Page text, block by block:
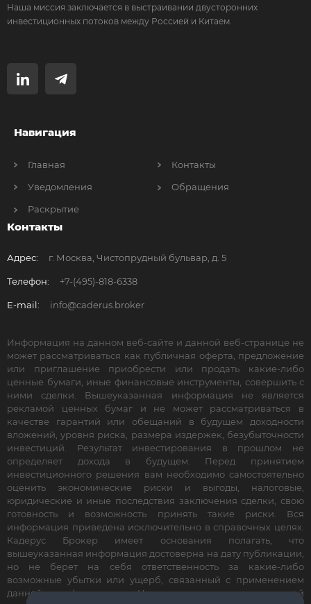
Наша миссия заключается в выстраивании двусторонних
инвестиционных потоков между Россией и Китаем.
Навигация
Главная
Уведомления
Раскрытие
Контакты
Обращения
Контакты
Адрес: г. Москва, Чистопрудный бульвар, д. 5
Телефон: +7-(495)-818-6338
E-mail: info@caderus.broker
Информация на данном веб-сайте и данной веб-странице не
может рассматриваться как публичная оферта, предложение
или приглашение приобрести или продать какие-либо
ценные бумаги, иные финансовые инструменты, совершить с
ними сделки. Вышеуказанная информация не является
рекламой ценных бумаг и не может рассматриваться в
качестве гарантий или обещаний в будущем доходности
вложений, уровня риска, размера издержек, безубыточности
инвестиций. Результат инвестирования в прошлом не
определяет дохода в будущем. Перед принятием
инвестиционного решения вам необходимо самостоятельно
оценить экономические риски и выгоды, налоговые,
юридические и иные последствия заключения сделки, свою
готовность и возможность принять такие риски. Вся
информация приведена исключительно в справочных целях.
Кадерус Брокер имеет основания полагать, что
вышеуказанная информация достоверна на дату публикации,
но не берет на себя ответственность за какие-либо
возможные убытки или ущерб, связанный с применением
данной информации. Не является инвестиционной